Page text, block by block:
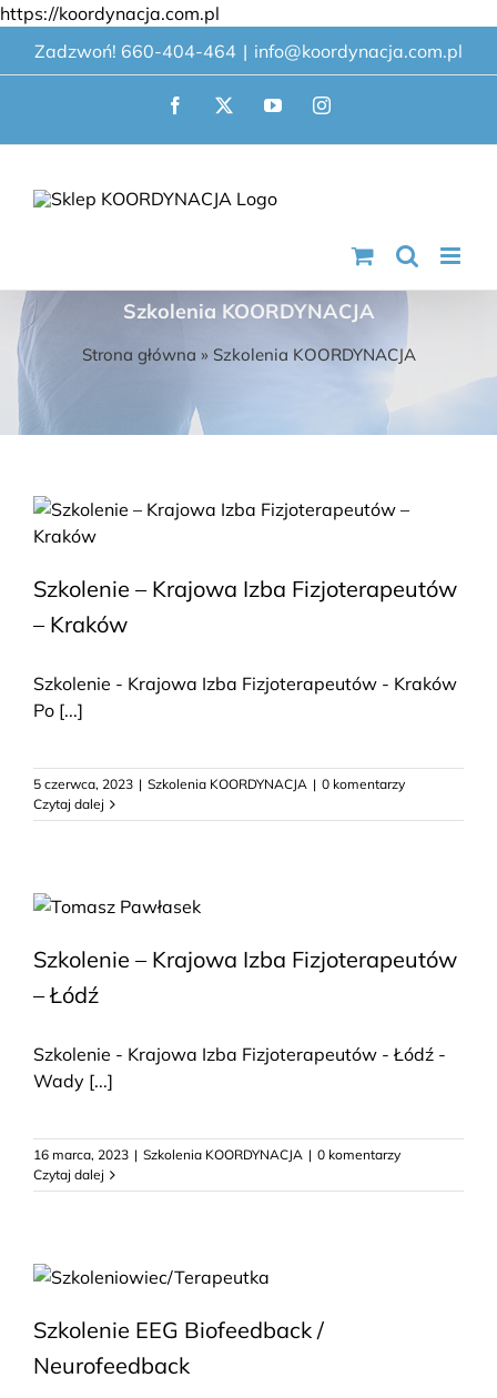
https://koordynacja.com.pl
do
zawartości
Zadzwoń! 660-404-464 | info@koordynacja.com.pl
Facebook
X YouTubeInstagram
Szkolenia KOORDYNACJA
Strona główna » Szkolenia KOORDYNACJA
Szkolenie – Krajowa Izba Fizjoterapeutów
– Kraków
Szkolenie - Krajowa Izba Fizjoterapeutów - Kraków
Po [...]
5 czerwca, 2023 | Szkolenia KOORDYNACJA | 0 komentarzy
Czytaj dalej
Szkolenie – Krajowa Izba Fizjoterapeutów
– Łódź
Szkolenie - Krajowa Izba Fizjoterapeutów - Łódź -
Wady [...]
16 marca, 2023 | Szkolenia KOORDYNACJA | 0 komentarzy
Czytaj dalej
Szkolenie EEG Biofeedback /
Neurofeedback